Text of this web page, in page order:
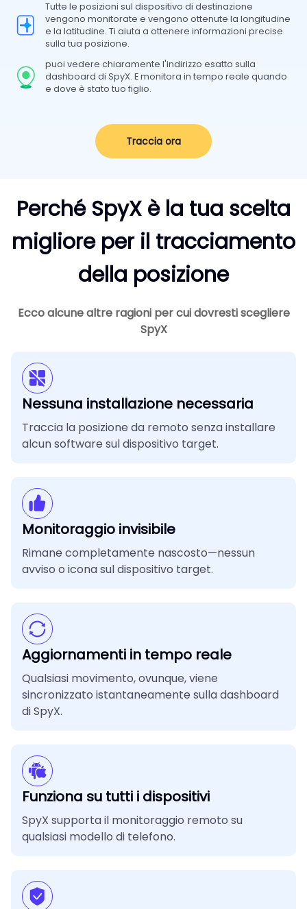
Tutte le posizioni sul dispositivo di destinazione
vengono monitorate e vengono ottenute la longitudine
e la latitudine. Ti aiuta a ottenere informazioni precise
sulla tua posizione.
puoi vedere chiaramente l'indirizzo esatto sulla
dashboard di SpyX. E monitora in tempo reale quando
e dove è stato tuo figlio.
Traccia ora
Perché SpyX è la tua scelta
migliore per il tracciamento
della posizione
Ecco alcune altre ragioni per cui dovresti scegliere
SpyX
Nessuna installazione necessaria
Traccia la posizione da remoto senza installare
alcun software sul dispositivo target.
Monitoraggio invisibile
Rimane completamente nascosto—nessun
avviso o icona sul dispositivo target.
Aggiornamenti in tempo reale
Qualsiasi movimento, ovunque, viene
sincronizzato istantaneamente sulla dashboard
di SpyX.
Funziona su tutti i dispositivi
SpyX supporta il monitoraggio remoto su
qualsiasi modello di telefono.